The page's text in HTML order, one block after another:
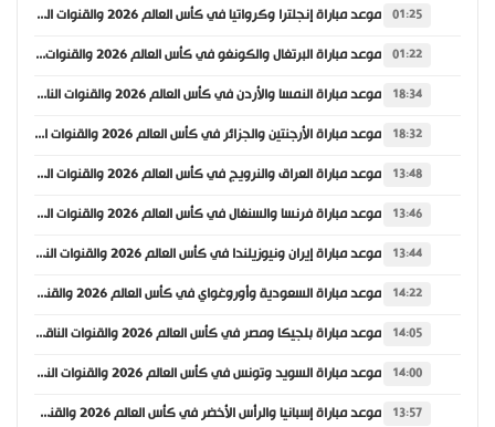
01:25 موعد مباراة إنجلترا وكرواتيا في كأس العالم 2026 والقنوات الناقلة
01:22 موعد مباراة البرتغال والكونغو في كأس العالم 2026 والقنوات الناقلة
18:34 موعد مباراة النمسا والأردن في كأس العالم 2026 والقنوات الناقلة
18:32 موعد مباراة الأرجنتين والجزائر في كأس العالم 2026 والقنوات الناقلة
13:48 موعد مباراة العراق والنرويج في كأس العالم 2026 والقنوات الناقلة
13:46 موعد مباراة فرنسا والسنغال في كأس العالم 2026 والقنوات الناقلة
13:44 موعد مباراة إيران ونيوزيلندا في كأس العالم 2026 والقنوات الناقلة
14:22 موعد مباراة السعودية وأوروغواي في كأس العالم 2026 والقنوات الناقلة
14:05 موعد مباراة بلجيكا ومصر في كأس العالم 2026 والقنوات الناقلة
14:00 موعد مباراة السويد وتونس في كأس العالم 2026 والقنوات الناقلة
13:57 موعد مباراة إسبانيا والرأس الأخضر في كأس العالم 2026 والقنوات الناقلة